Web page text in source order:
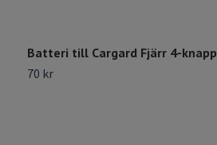
Batteri till Cargard Fjärr 4-knapp
70 kr